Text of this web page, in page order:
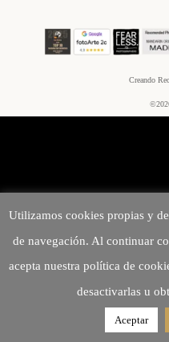
Creando
Utilizamos cookies propias y
de navegación. Al continuar
acepta nuestra política de
desactivarlas u
Aceptar